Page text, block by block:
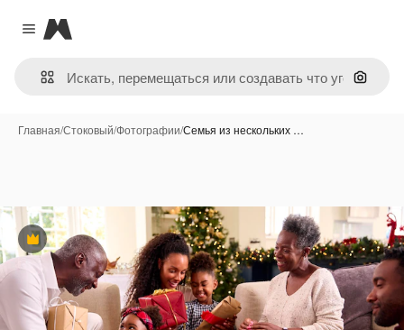
Close menu
Magnific
Поиск
Главная/Стоковый/Фотографии/Семья из нескольких …
Премиум